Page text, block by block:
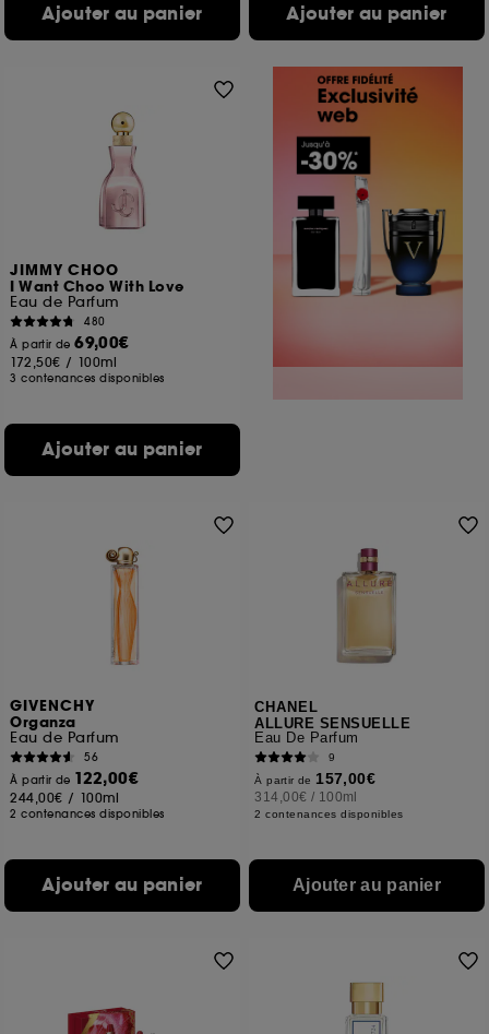
Ajouter au panier Ajouter au panier
JIMMY CHOO
I Want Choo With Love
Eau de Parfum
480
À partir de69,00€
172,50€ / 100ml
3 contenances disponibles
Ajouter au panier
GIVENCHY
Organza
Eau de Parfum
56
À partir de 122,00€
244,00€ / 100ml
2 contenances disponibles
Ajouter au panier
CHANEL
ALLURE SENSUELLE
Eau De Parfum
9
À partir de 157,00€
314,00€ / 100ml
2 contenances disponibles
Ajouter au panier